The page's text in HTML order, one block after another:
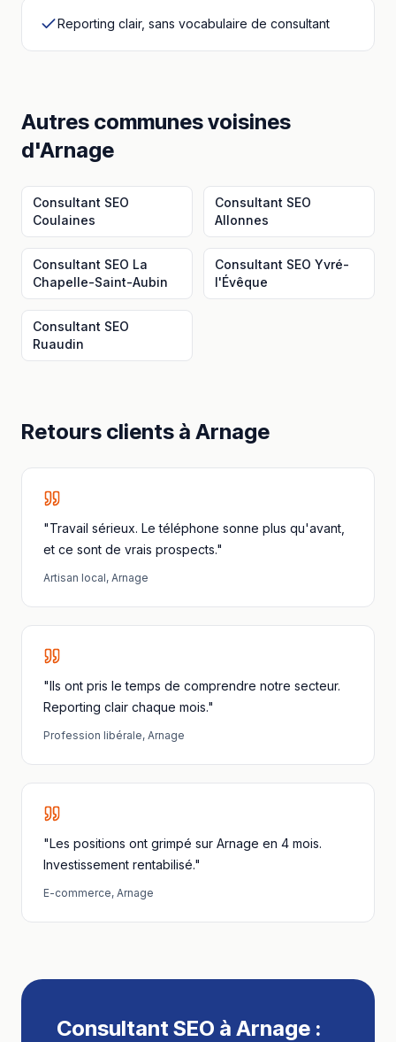
Reporting clair, sans vocabulaire de consultant
Autres communes voisines
d'Arnage
Consultant SEO
Coulaines
Consultant SEO
Allonnes
Consultant SEO La
Chapelle-Saint-Aubin
Consultant SEO Yvré-
l'Évêque
Consultant SEO
Ruaudin
Retours clients à Arnage
"Travail sérieux. Le téléphone sonne plus qu'avant,
et ce sont de vrais prospects."
Artisan local, Arnage
"Ils ont pris le temps de comprendre notre secteur.
Reporting clair chaque mois."
Profession libérale, Arnage
"Les positions ont grimpé sur Arnage en 4 mois.
Investissement rentabilisé."
E-commerce, Arnage
Consultant SEO à Arnage :